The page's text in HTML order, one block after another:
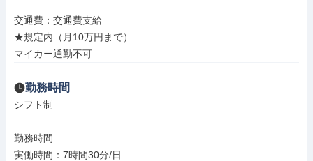
交通費：交通費支給
★規定内（月10万円まで）
マイカー通勤不可
勤務時間
シフト制
勤務時間
実働時間：7時間30分/日